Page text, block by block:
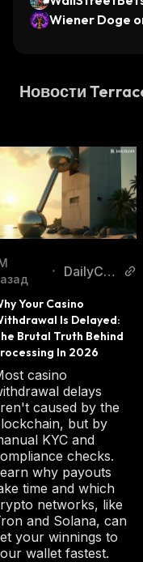
pp
Wiener Doge
Новости
•
DailyCoi
Your Casino
Is Delayed:
Brutal Truth Behind
In 2026
casino
delays
caused by the
but by
KYC and
checks.
why payouts
time and which
networks, like
and Solana, can
your winnings to
wallet fastest.